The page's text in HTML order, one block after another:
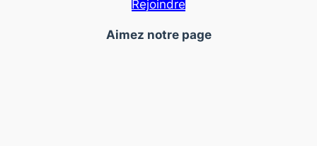
Rejoindre
Aimez notre page